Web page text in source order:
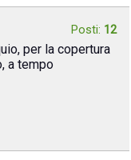
Posti: 12
per la copertura
a tempo